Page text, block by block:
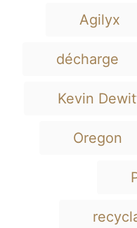
n
Agilyx
décharge
Kevin
Oregon